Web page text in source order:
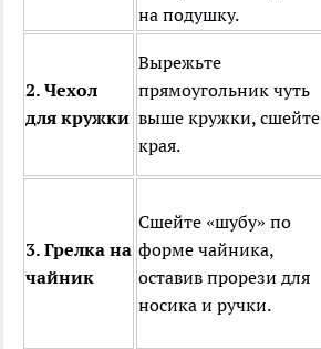
на подушку.
2. Чехол
для кружки
Вырежьте
прямоугольник чуть
выше кружки, сшейте
края.
3. Грелка на
чайник
Сшейте «шубу» по
форме чайника,
оставив прорези для
носика и ручки.